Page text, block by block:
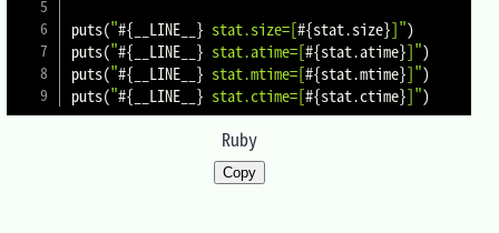
puts("#{ __LINE__ } stat.size=[#{stat.size}]")
puts("#{ __LINE__ } stat.atime=[#{stat.atime}]")
puts("#{ __LINE__ } stat.mtime=[#{stat.mtime}]")
puts("#{ __LINE__ } stat.ctime=[#{stat.ctime}]")
Ruby
Copy